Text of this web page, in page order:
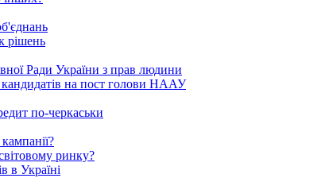
рішень
Ради України з прав людини
кандидатів на пост голови НААУ
по-черкаськи
ринку?
в Україні